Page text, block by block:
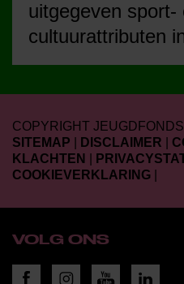
uitgegeven sport-
cultuurattributen
COPYRIGHT
SITEMAP
DISCLAIMER
KLACHTEN
COOKIEVERKLARING
VOLG ONS